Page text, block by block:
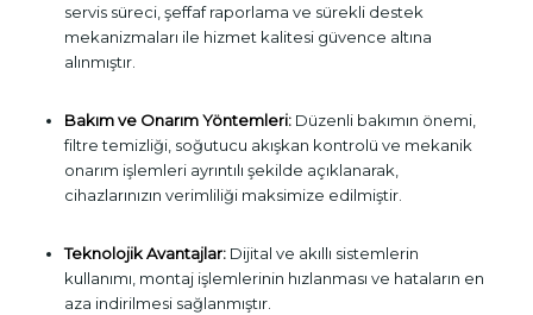
servis süreci, şeffaf raporlama ve sürekli destek
mekanizmaları ile hizmet kalitesi güvence altına
alınmıştır.
Bakım ve Onarım Yöntemleri:Düzenli bakımın önemi,
filtre temizliği, soğutucu akışkan kontrolü ve mekanik
onarım işlemleri ayrıntılı şekilde açıklanarak,
cihazlarınızın verimliliği maksimize edilmiştir.
Teknolojik Avantajlar:Dijital ve akıllı sistemlerin
kullanımı, montaj işlemlerinin hızlanması ve hataların en
aza indirilmesi sağlanmıştır.